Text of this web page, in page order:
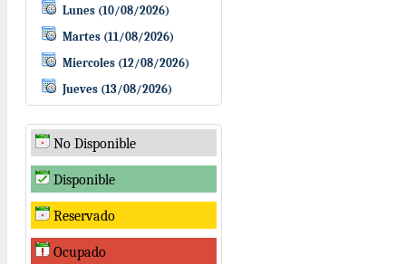
Lunes (10/08/2026)
Martes (11/08/2026)
Miercoles (12/08/2026)
Jueves (13/08/2026)
No Disponible
Disponible
Reservado
Ocupado